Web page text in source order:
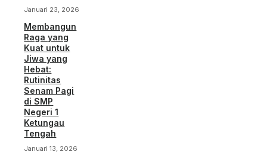
Januari 23, 2026
Membangun
Raga yang
Kuat untuk
Jiwa yang
Hebat:
Rutinitas
Senam Pagi
di SMP
Negeri 1
Ketungau
Tengah
Januari 13, 2026